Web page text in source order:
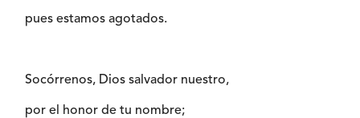
pues estamos agotados.
Socórrenos, Dios salvador nuestro,
por el honor de tu nombre;